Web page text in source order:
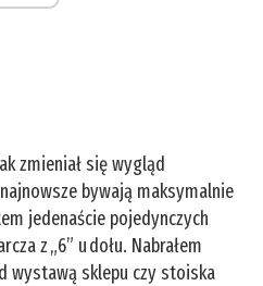
zmieniał się wygląd
bywają maksymalnie
jedenaście pojedynczych
z „6” u dołu. Nabrałem
wystawą sklepu czy stoiska